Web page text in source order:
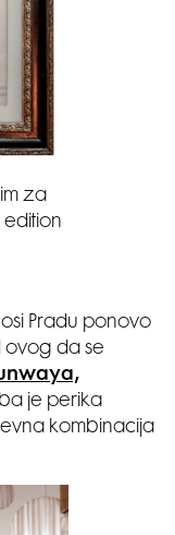
za
edition
Pradu ponovo
ovog da se
je perika
kombinacija